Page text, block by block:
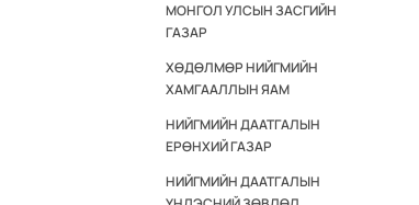
МОНГОЛ УЛСЫН ЗАСГИЙН
ГАЗАР
ХӨДӨЛМӨР НИЙГМИЙН
ХАМГААЛЛЫН ЯАМ
НИЙГМИЙН ДААТГАЛЫН
ЕРӨНХИЙ ГАЗАР
НИЙГМИЙН ДААТГАЛЫН